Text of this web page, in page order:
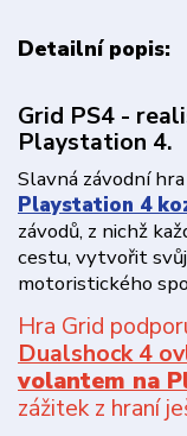
Detailní popis:
Grid PS4 -
Playstation 4.
Slavná závodní hra
Playstation 4
závodů, z nichž
cestu, vytvořit
motoristického
Hra Grid
Dualshock 4
volantem na
zážitek z hraní